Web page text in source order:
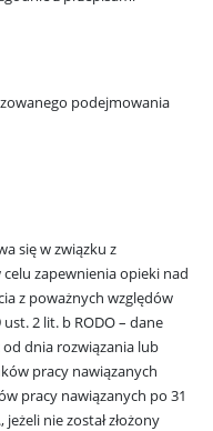
podejmowania
się w związku z
zapewnienia opieki nad
z poważnych względów
2 lit. b RODO – dane
dnia rozwiązania lub
pracy nawiązanych
pracy nawiązanych po 31
nie został złożony